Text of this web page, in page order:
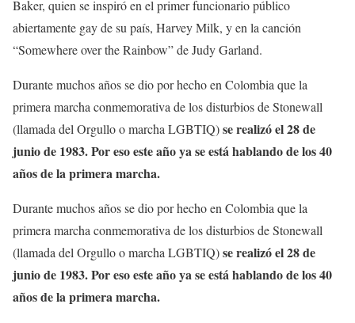
Baker, quien se inspiró en el primer funcionario público
abiertamente gay de su país, Harvey Milk, y en la canción
“Somewhere over the Rainbow” de Judy Garland.
Durante muchos años se dio por hecho en Colombia que la
primera marcha conmemorativa de los disturbios de Stonewall
(llamada del Orgullo o marcha LGBTIQ)se realizó el 28 de
junio de 1983. Por eso este año ya se está hablando de los 40
años de la primera marcha.
Durante muchos años se dio por hecho en Colombia que la
primera marcha conmemorativa de los disturbios de Stonewall
(llamada del Orgullo o marcha LGBTIQ)se realizó el 28 de
junio de 1983. Por eso este año ya se está hablando de los 40
años de la primera marcha.